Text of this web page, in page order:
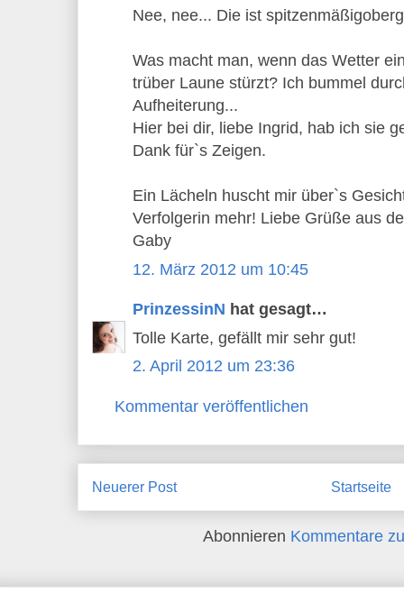
Nee, nee... Die ist
Was macht man, wenn das Wetter
trüber Laune stürzt? Ich bummel
Aufheiterung...
Hier bei dir, liebe Ingrid, hab ich sie
Dank für`s Zeigen.
Ein Lächeln huscht mir über`s
Verfolgerin mehr! Liebe Grüße aus
Gaby
12. März 2012 um 10:45
PrinzessinN hat gesagt…
Tolle Karte, gefällt mir sehr gut!
2. April 2012 um 23:36
Kommentar veröffentlichen
Neuerer Post Startseite
Abonnieren Kommentare